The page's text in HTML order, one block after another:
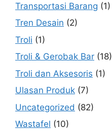
Transportasi Barang (1)
Tren Desain (2)
Troli (1)
Troli & Gerobak Bar (18)
Troli dan Aksesoris (1)
Ulasan Produk (7)
Uncategorized (82)
Wastafel (10)